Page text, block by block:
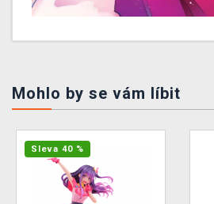
Mohlo by se vám líbit
Sleva 40 %